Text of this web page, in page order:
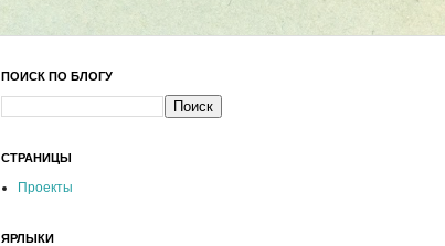
ПОИСК ПО БЛОГУ
СТРАНИЦЫ
Проекты
ЯРЛЫКИ